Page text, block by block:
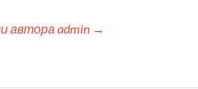
автора admin →